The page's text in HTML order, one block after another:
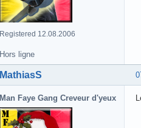
Registered 12.08.2006
Hors ligne
MathiasS
Man Faye Gang Creveur d'yeux